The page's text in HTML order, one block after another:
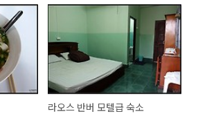
라오스 반버 모텔급 숙소